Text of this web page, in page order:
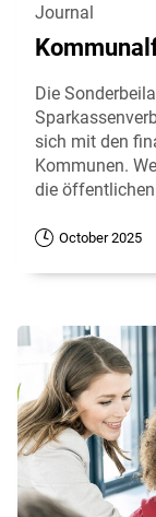
Journal
Die
sich mit den
Kommunen.
die
October 2025